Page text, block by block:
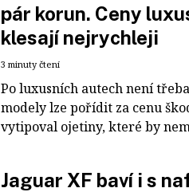
pár korun. Ceny
klesají nejrychleji
3 minuty čtení
Po luxusních autech není
modely lze pořídit za cenu
vytipoval ojetiny, které by
Jaguar XF baví i s